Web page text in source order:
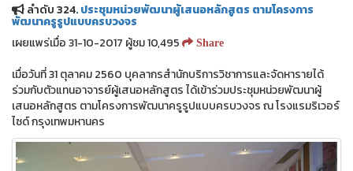
ลำดับ 324.ประชุมหน่วยพัฒนาผู้เสนอหลักสูตร ตามโครงการ
พัฒนาครูรูปแบบครบวงจร
เผยแพร่เมื่อ 31-10-2017 ผู้ชม 10,495
Share
เมื่อวันที่ 31 ตุลาคม 2560 บุคลากรสำนักบริการวิชาการและจัดหารายได้
ร่วมกับตัวแทนอาจารย์ผู้เสนอหลักสูตร ได้เข้าร่วมประชุมหน่วยพัฒนาผู้
เสนอหลักสูตร ตามโครงการพัฒนาครูรูปแบบครบวงจร ณ โรงแรมริเวอร์
ไซด์ กรุงเทพมหานคร